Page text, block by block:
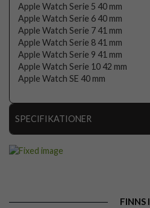
Apple Watch Serie 5 40 mm
Apple Watch Serie 6 40 mm
Apple Watch Serie 7 41 mm
Apple Watch Serie 8 41 mm
Apple Watch Serie 9 41 mm
Apple Watch Serie 10 42 mm
Apple Watch SE 40 mm
SPECIFIKATIONER
FINNS I